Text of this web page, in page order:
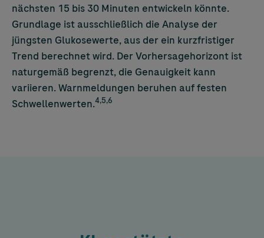
nächsten 15 bis 30 Minuten entwickeln könnte.
Grundlage ist ausschließlich die Analyse der
jüngsten Glukosewerte, aus der ein kurzfristiger
Trend berechnet wird. Der Vorhersagehorizont ist
naturgemäß begrenzt, die Genauigkeit kann
variieren. Warnmeldungen beruhen auf festen
Schwellenwerten.4,5,6